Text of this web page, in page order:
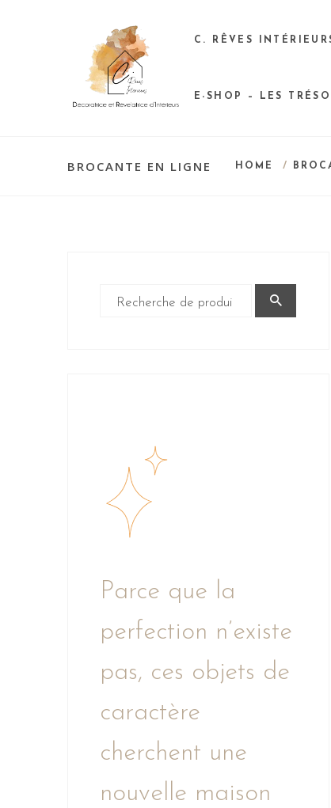
C. RÊVES
E-SHOP – LES
BROCANTE EN LIGNE HOME /
Parce que la
perfection n’existe
pas, ces objets de
caractère
cherchent une
nouvelle maison